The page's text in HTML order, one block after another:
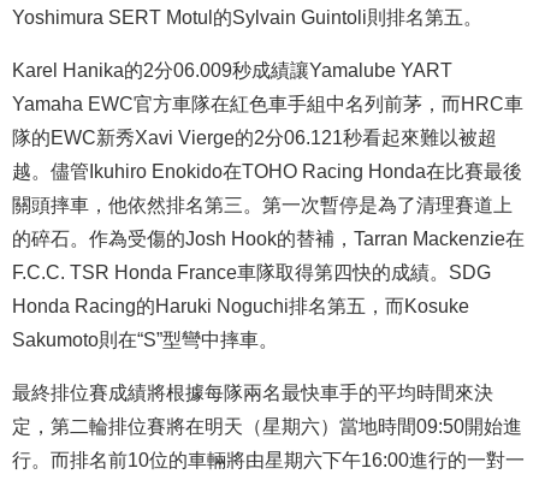
Yoshimura SERT Motul的Sylvain Guintoli則排名第五。
Karel Hanika的2分06.009秒成績讓Yamalube YART
Yamaha EWC官方車隊在紅色車手組中名列前茅，而HRC車
隊的EWC新秀Xavi Vierge的2分06.121秒看起來難以被超
越。儘管Ikuhiro Enokido在TOHO Racing Honda在比賽最後
關頭摔車，他依然排名第三。第一次暫停是為了清理賽道上
的碎石。作為受傷的Josh Hook的替補，Tarran Mackenzie在
F.C.C. TSR Honda France車隊取得第四快的成績。SDG
Honda Racing的Haruki Noguchi排名第五，而Kosuke
Sakumoto則在“S”型彎中摔車。
最終排位賽成績將根據每隊兩名最快車手的平均時間來決
定，第二輪排位賽將在明天（星期六）當地時間09:50開始進
行。而排名前10位的車輛將由星期六下午16:00進行的一對一